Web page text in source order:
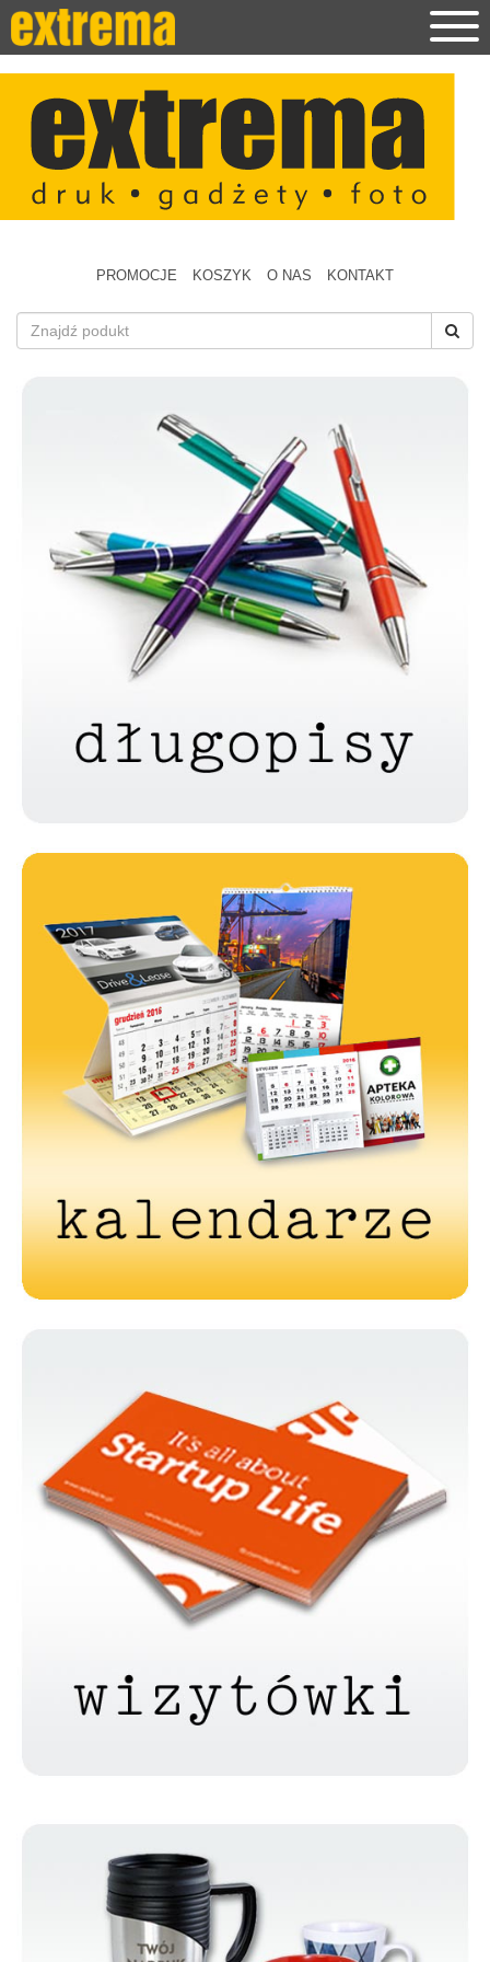
PROMOCJE KOSZYK O NAS KONTAKT